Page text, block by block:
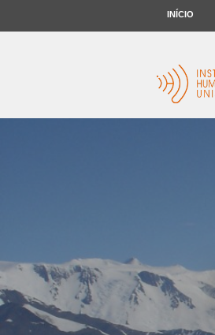
INÍCIO